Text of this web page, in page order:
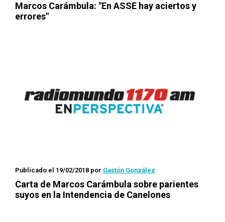
Marcos Carámbula: "En ASSE hay aciertos y
errores"
Publicado el 19/02/2018 por Gastón González
Carta de Marcos Carámbula sobre parientes
suyos en la Intendencia de Canelones